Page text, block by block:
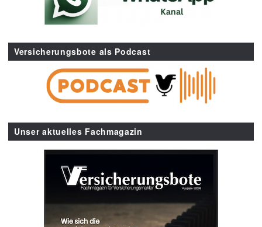
Versicherungsbote als Podcast
Unser aktuelles Fachmagazin